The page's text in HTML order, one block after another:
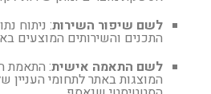
לשם שיפור השירות: ניתוח
התכנים והשירותים המוצעים
לשם התאמה אישית: התאמת
המוצגות באתר לתחומי